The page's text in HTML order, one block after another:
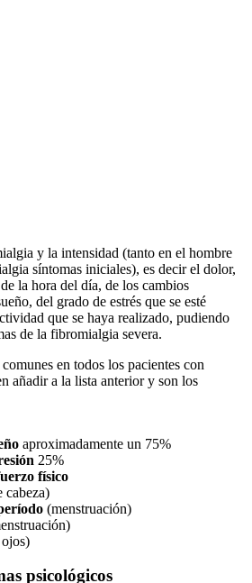
y la intensidad (tanto en el hombre
síntomas iniciales), es decir el dolor,
la hora del día, de los cambios
del grado de estrés que se esté
que se haya realizado, pudiendo
de la fibromialgia severa.
en todos los pacientes con
añadir a la lista anterior y son los
aproximadamente un 75%
25%
físico
cabeza)
(menstruación)
psicológicos